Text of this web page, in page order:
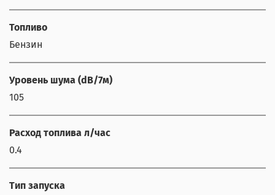
Топливо
Бензин
Уровень шума (dB/7м)
105
Расход топлива л/час
0.4
Тип запуска